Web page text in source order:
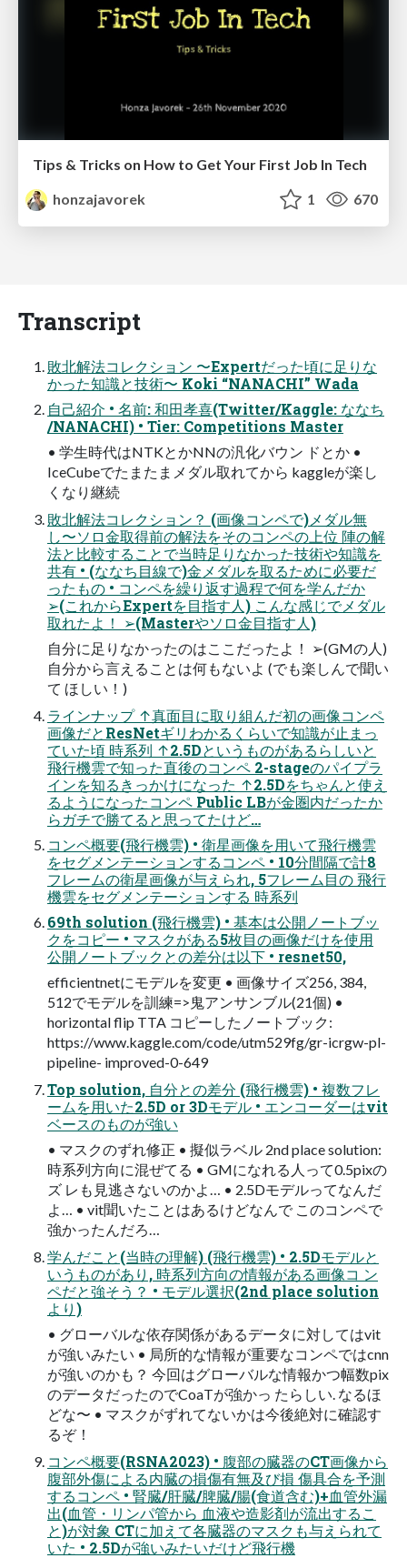
Tips & Tricks on How to Get Your First Job In Tech
honzajavorek
1 670
Transcript
敗北解法コレクション 〜Expertだった頃に足りな
かった知識と技術〜 Koki “NANACHI” Wada
自己紹介 • 名前: 和田孝喜(Twitter/Kaggle: ななち
/NANACHI) • Tier: Competitions Master
• 学生時代はNTKとかNNの汎化バウン ドとか •
IceCubeでたまたまメダル取れてから kaggleが楽し
くなり継続
敗北解法コレクション？ (画像コンペで)メダル無
し〜ソロ金取得前の解法をそのコンペの上位 陣の解
法と比較することで当時足りなかった技術や知識を
共有 • (ななち目線で)金メダルを取るために必要だ
ったもの • コンペを繰り返す過程で何を学んだか
➢(これからExpertを目指す人) こんな感じでメダル
取れたよ！ ➢(Masterやソロ金目指す人)
自分に足りなかったのはここだったよ！ ➢(GMの人)
自分から言えることは何もないよ (でも楽しんで聞い
て ほしい！)
ラインナップ ↑真面目に取り組んだ初の画像コンペ
画像だとResNetギリわかるくらいで知識が止まっ
ていた頃 時系列 ↑2.5Dというものがあるらしいと
飛行機雲で知った直後のコンペ 2-stageのパイプラ
インを知るきっかけになった ↑2.5Dをちゃんと使え
るようになったコンペ Public LBが金圏内だったか
らガチで勝てると思ってたけど…
コンペ概要(飛行機雲) • 衛星画像を用いて飛行機雲
をセグメンテーションするコンペ • 10分間隔で計8
フレームの衛星画像が与えられ, 5フレーム目の 飛行
機雲をセグメンテーションする 時系列
69th solution (飛行機雲) • 基本は公開ノートブッ
クをコピー • マスクがある5枚目の画像だけを使用
公開ノートブックとの差分は以下 • resnet50,
efficientnetにモデルを変更 • 画像サイズ256, 384,
512でモデルを訓練=>鬼アンサンブル(21個) •
horizontal flip TTA コピーしたノートブック:
https://www.kaggle.com/code/utm529fg/gr-icrgw-pl-
pipeline- improved-0-649
Top solution, 自分との差分 (飛行機雲) • 複数フレ
ームを用いた2.5D or 3Dモデル • エンコーダーはvit
ベースのものが強い
• マスクのずれ修正 • 擬似ラベル 2nd place solution:
時系列方向に混ぜてる • GMになれる人って0.5pixの
ズ レも見逃さないのかよ… • 2.5Dモデルってなんだ
よ… • vit聞いたことはあるけどなんで このコンペで
強かったんだろ…
学んだこと(当時の理解) (飛行機雲) • 2.5Dモデルと
いうものがあり, 時系列方向の情報がある画像コ ン
ペだと強そう？ • モデル選択(2nd place solution
より)
• グローバルな依存関係があるデータに対してはvit
が強いみたい • 局所的な情報が重要なコンペではcnn
が強いのかも？ 今回はグローバルな情報かつ幅数pix
のデータだったのでCoaTが強かっ たらしい. なるほ
どな〜 • マスクがずれてないかは今後絶対に確認す
るぞ！
コンペ概要(RSNA2023) • 腹部の臓器のCT画像から
腹部外傷による内臓の損傷有無及び損 傷具合を予測
するコンペ • 腎臓/肝臓/脾臓/腸(食道含む)+血管外漏
出(血管・リンパ管から 血液や造影剤が流出するこ
と)が対象 CTに加えて各臓器のマスクも与えられて
いた • 2.5Dが強いみたいだけど飛行機